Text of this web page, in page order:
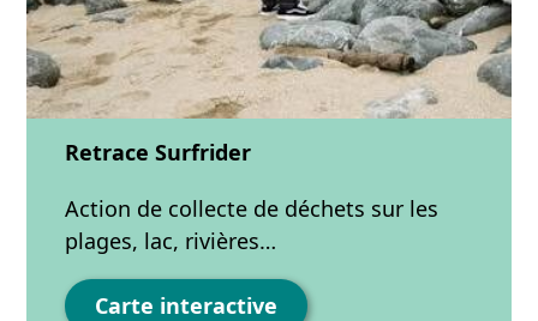
Retrace Surfrider
Action de collecte de déchets sur les
plages, lac, rivières…
Carte interactive